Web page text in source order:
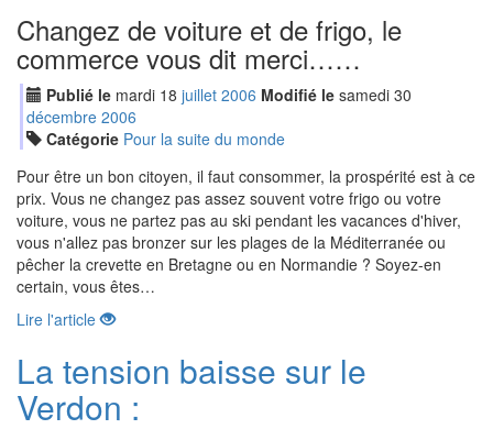
Changez de voiture et de frigo, le
commerce vous dit merci……
Publié le mardi 18 juillet 2006 Modifié le samedi 30
décembre 2006
Catégorie Pour la suite du monde
Pour être un bon citoyen, il faut consommer, la prospérité est à ce
prix. Vous ne changez pas assez souvent votre frigo ou votre
voiture, vous ne partez pas au ski pendant les vacances d'hiver,
vous n'allez pas bronzer sur les plages de la Méditerranée ou
pêcher la crevette en Bretagne ou en Normandie ? Soyez-en
certain, vous êtes…
Lire l'article
La tension baisse sur le
Verdon :